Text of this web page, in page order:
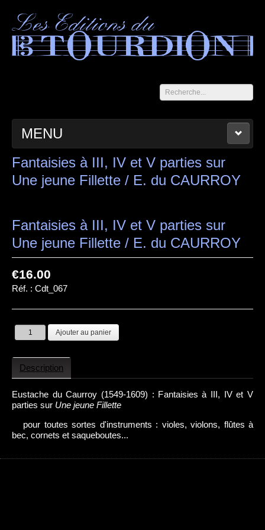
Rechercher
MENU
ACCUEIL LES CAHIERS DU TOURDION CATALOGUE
PANIER CONTACT MENTIONS LÉGALES
Fantaisies à III, IV et V parties sur
Une jeune Fillette / E. du CAURROY
Fantaisies à III, IV et V parties sur
Une jeune Fillette / E. du CAURROY
€16.00
Réf. : Cdt_067
Description
Eustache du Caurroy (1549-1609) : Fantaisies à III, IV et V
parties sur Une jeune Fillette
pour toutes sortes d'instruments : violes, violons, flûtes à
bec, cornets et saqueboutes...